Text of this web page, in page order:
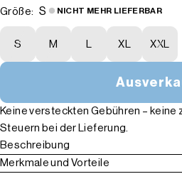
Größe:
S NICHT MEHR LIEFERBAR
S M XL XXL
Keine versteckten Gebühren –
Steuern bei der Lieferung.
Beschreibung
Merkmale und Vorteile